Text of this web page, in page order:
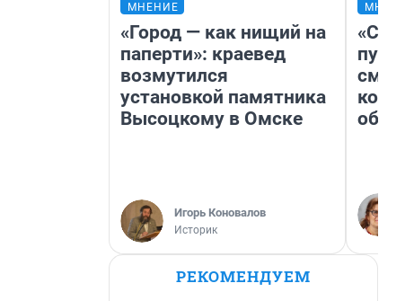
МНЕНИЕ
«Город — как нищий на
паперти»: краевед
возмутился
установкой памятника
Высоцкому в Омске
Игорь Коновалов
Историк
РЕКОМЕНДУЕМ